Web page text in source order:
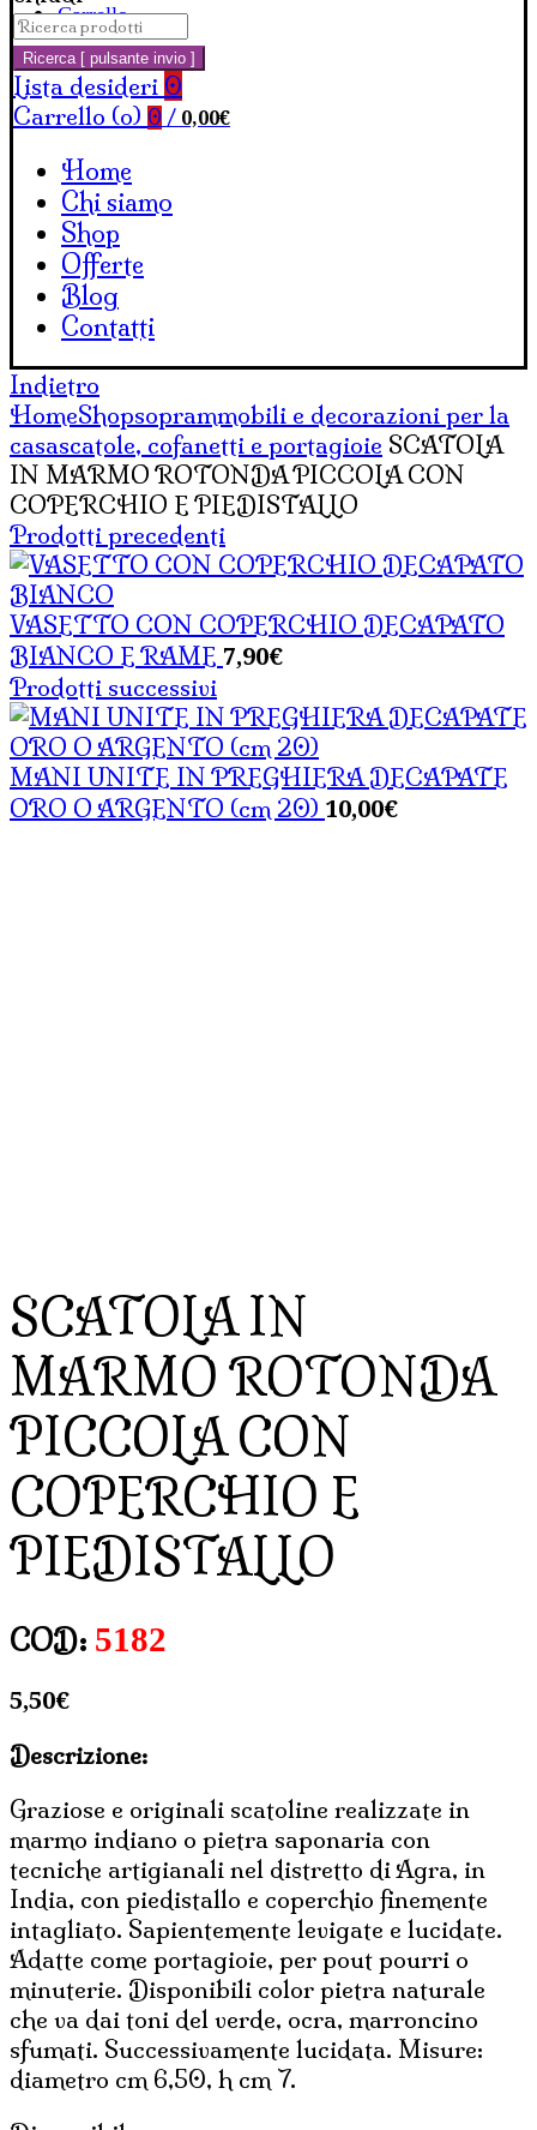
Carrello
Cerca:
Ricerca [ pulsante invio ]
Lista desideri 0
Carrello (o) 0 / 0,00€
Home
Chi siamo
Shop
Offerte
Blog
Contatti
Indietro
HomeShopsoprammobili e decorazioni per la
casascatole, cofanetti e portagioie SCATOLA
IN MARMO ROTONDA PICCOLA CON
COPERCHIO E PIEDISTALLO
Prodotti precedenti
VASETTO CON COPERCHIO DECAPATO
BIANCO E RAME 7,90€
Prodotti successivi
MANI UNITE IN PREGHIERA DECAPATE
ORO O ARGENTO (cm 20) 10,00€
SCATOLA IN
MARMO ROTONDA
PICCOLA CON
COPERCHIO E
PIEDISTALLO
COD: 5182
5,50€
Descrizione:
Graziose e originali scatoline realizzate in
marmo indiano o pietra saponaria con
tecniche artigianali nel distretto di Agra, in
India, con piedistallo e coperchio finemente
intagliato. Sapientemente levigate e lucidate.
Adatte come portagioie, per pout pourri o
minuterie. Disponibili color pietra naturale
che va dai toni del verde, ocra, marroncino
sfumati. Successivamente lucidata. Misure:
diametro cm 6,50, h cm 7.